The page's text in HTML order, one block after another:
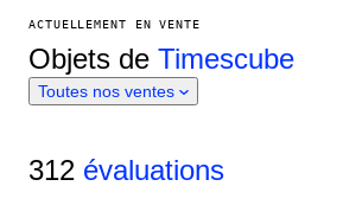
ACTUELLEMENT EN VENTE
Objets de Timescube
Toutes nos ventes
312 évaluations